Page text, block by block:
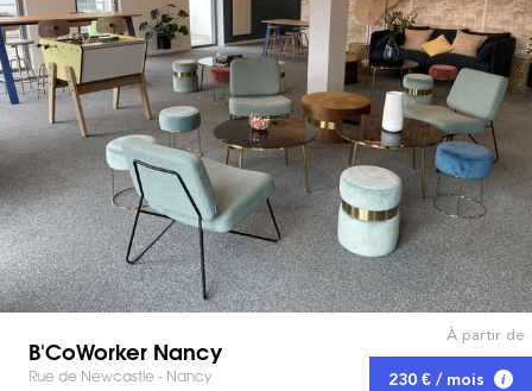
B'CoWorker Nancy
Rue de Newcastle - Nancy
À partir de
230 € / mois